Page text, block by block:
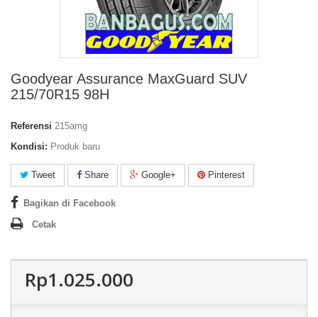
Goodyear Assurance MaxGuard SUV
215/70R15 98H
Referensi 215amg
Kondisi: Produk baru
Tweet Share Google+ Pinterest
Bagikan di Facebook
Cetak
Rp1.025.000